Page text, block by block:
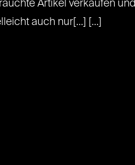
Artikel verkaufen und
auch nur[...] [...]